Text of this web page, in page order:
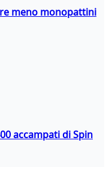
meno monopattini
accampati di Spin